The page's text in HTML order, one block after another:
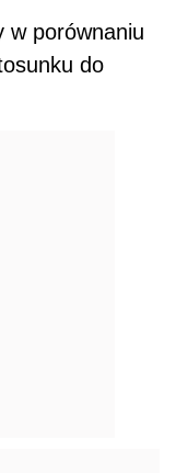
w porównaniu
do